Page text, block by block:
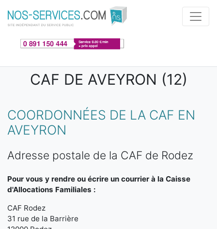
Aller au contenu principal
CAF DE AVEYRON (12)
COORDONNÉES DE LA CAF EN
AVEYRON
Adresse postale de la CAF de Rodez
Pour vous y rendre ou écrire un courrier à la Caisse
d'Allocations Familiales :
CAF Rodez
31 rue de la Barrière